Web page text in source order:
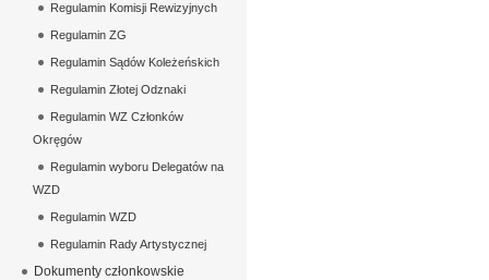
Regulamin Komisji Rewizyjnych
Regulamin ZG
Regulamin Sądów Koleżeńskich
Regulamin Złotej Odznaki
Regulamin WZ Członków
Okręgów
Regulamin wyboru Delegatów na
WZD
Regulamin WZD
Regulamin Rady Artystycznej
Dokumenty członkowskie